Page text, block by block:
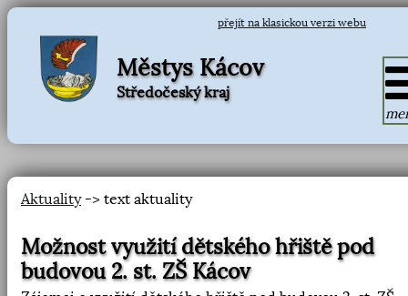
přejít na klasickou verzi webu
Městys Kácov
Středočeský kraj
Aktuality-> text aktuality
Možnost využití dětského hřiště pod
budovou 2. st. ZŠ Kácov